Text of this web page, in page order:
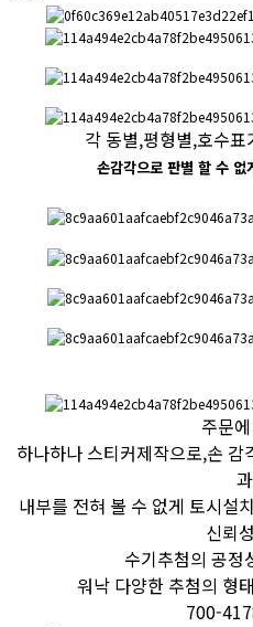
각 동별,평형별,호수
손감각으로 판별 할 수
주문
하나하나 스티커제작으로,손
내부를 전혀 볼 수 없게 토시설
신뢰
수기추첨의 공정
워낙 다양한 추첨의 형
700-